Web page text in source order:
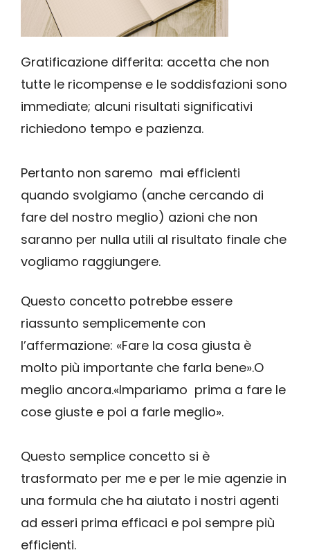
Gratificazione differita: accetta che non
tutte le ricompense e le soddisfazioni sono
immediate; alcuni risultati significativi
richiedono tempo e pazienza.
Pertanto non saremo mai efficienti
quando svolgiamo (anche cercando di
fare del nostro meglio) azioni che non
saranno per nulla utili al risultato finale che
vogliamo raggiungere.
Questo concetto potrebbe essere
riassunto semplicemente con
l’affermazione: «Fare la cosa giusta è
molto più importante che farla bene».O
meglio ancora.«Impariamo prima a fare le
cose giuste e poi a farle meglio».
Questo semplice concetto si è
trasformato per me e per le mie agenzie in
una formula che ha aiutato i nostri agenti
ad esseri prima efficaci e poi sempre più
efficienti.